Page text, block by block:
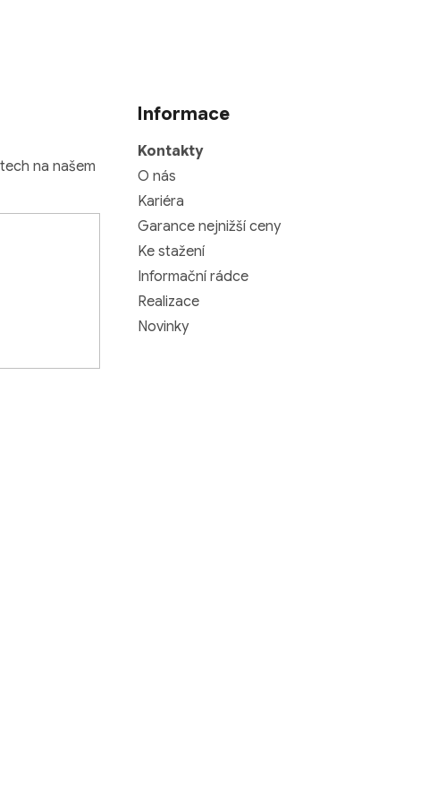
na našem
Informace
Kontakty
O nás
Kariéra
Garance nejnižší ceny
Ke stažení
Informační rádce
Realizace
Novinky